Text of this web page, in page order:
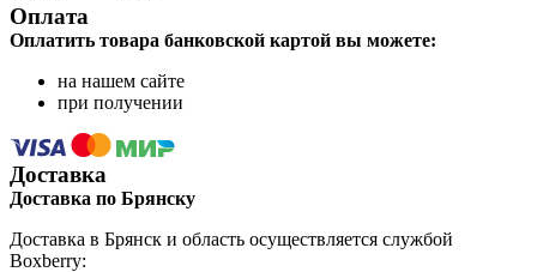
Оплата
Оплатить товара банковской картой вы можете:
на нашем сайте
при получении
Доставка
Доставка по Брянску
Доставка в Брянск и область осуществляется службой
Boxberry: